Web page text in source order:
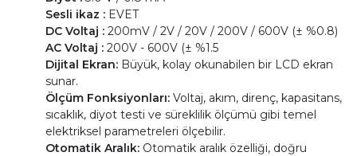
Sesli ikaz :EVET
DC Voltaj :200mV / 2V / 20V / 200V / 600V (± %0.8)
AC Voltaj :200V - 600V (± %1.5
Dijital Ekran:Büyük, kolay okunabilen bir LCD ekran
sunar.
Ölçüm Fonksiyonları:Voltaj, akım, direnç, kapasitans,
sıcaklık, diyot testi ve süreklilik ölçümü gibi temel
elektriksel parametreleri ölçebilir.
Otomatik Aralık:Otomatik aralık özelliği, doğru